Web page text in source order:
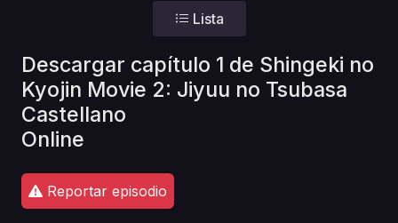
Lista
Descargar capítulo 1 de Shingeki no
Kyojin Movie 2: Jiyuu no Tsubasa
Castellano
Online
Reportar episodio